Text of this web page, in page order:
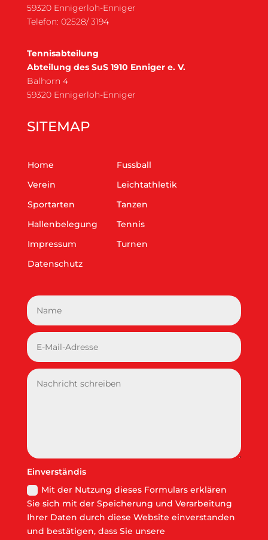
59320 Ennigerloh-Enniger
Telefon: 02528/ 3194
Tennisabteilung
Abteilung des SuS 1910 Enniger e. V.
Balhorn 4
59320 Ennigerloh-Enniger
SITEMAP
Home
Verein
Sportarten
Hallenbelegung
Impressum
Datenschutz
Fussball
Leichtathletik
Tanzen
Tennis
Turnen
Einverständis
Mit der Nutzung dieses Formulars erklären
Sie sich mit der Speicherung und Verarbeitung
Ihrer Daten durch diese Website einverstanden
und bestätigen, dass Sie unsere